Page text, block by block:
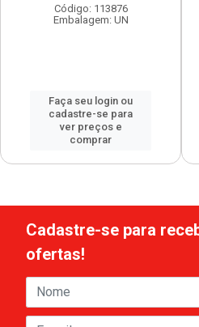
Código: 113876
Embalagem: UN
Faça seu login ou
cadastre-se para
ver preços e
comprar
Cadastre-se para
ofertas!